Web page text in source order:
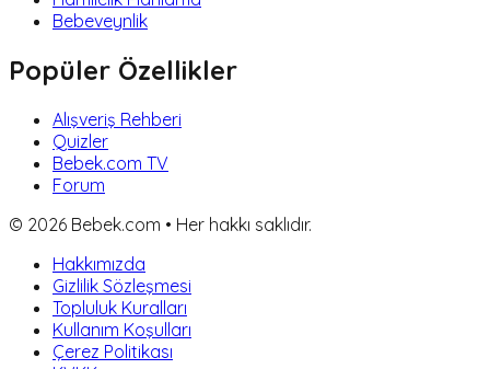
Bebeveynlik
Popüler Özellikler
Alışveriş Rehberi
Quizler
Bebek.com TV
Forum
© 2026 Bebek.com • Her hakkı saklıdır.
Hakkımızda
Gizlilik Sözleşmesi
Topluluk Kuralları
Kullanım Koşulları
Çerez Politikası